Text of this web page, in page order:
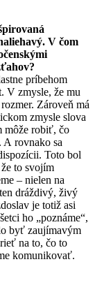
V čom
príbehom
V zmysle, že mu
Zároveň má
zmysle slova
môže robiť, čo
A rovnako sa
Toto bol
to svojím
– nielen na
dráždivý, živý
je totiž asi
ho „poznáme“,
byť zaujímavým
na to, čo to
komunikovať.